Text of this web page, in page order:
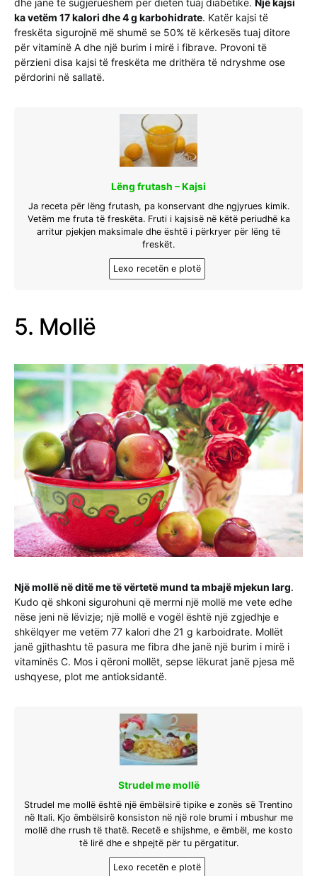
dhe janë të sugjerueshëm për dietën tuaj diabetike. Një kajsi
ka vetëm 17 kalori dhe 4 g karbohidrate. Katër kajsi të
freskëta sigurojnë më shumë se 50% të kërkesës tuaj ditore
për vitaminë A dhe një burim i mirë i fibrave. Provoni të
përzieni disa kajsi të freskëta me drithëra të ndryshme ose
përdorini në sallatë.
Lëng frutash – Kajsi
Ja receta për lëng frutash, pa konservant dhe ngjyrues kimik.
Vetëm me fruta të freskëta. Fruti i kajsisë në këtë periudhë ka
arritur pjekjen maksimale dhe është i përkryer për lëng të
freskët.
Lexo recetën e plotë
5. Mollë
Një mollë në ditë me të vërtetë mund ta mbajë mjekun larg.
Kudo që shkoni sigurohuni që merrni një mollë me vete edhe
nëse jeni në lëvizje; një mollë e vogël është një zgjedhje e
shkëlqyer me vetëm 77 kalori dhe 21 g karboidrate. Mollët
janë gjithashtu të pasura me fibra dhe janë një burim i mirë i
vitaminës C. Mos i qëroni mollët, sepse lëkurat janë pjesa më
ushqyese, plot me antioksidantë.
Strudel me mollë
Strudel me mollë është një ëmbëlsirë tipike e zonës së Trentino
në Itali. Kjo ëmbëlsirë konsiston në një role brumi i mbushur me
mollë dhe rrush të thatë. Recetë e shijshme, e ëmbël, me kosto
të lirë dhe e shpejtë për tu përgatitur.
Lexo recetën e plotë